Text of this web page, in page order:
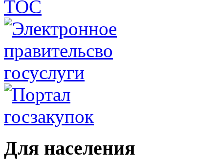
Для населения